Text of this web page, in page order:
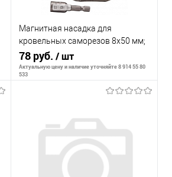
Магнитная насадка для
кровельных саморезов 8х50 мм;
1/4"
78 руб./ шт
Актуальную цену и наличие уточняйте 8 914 55 80
533
В корзину
К сравнению